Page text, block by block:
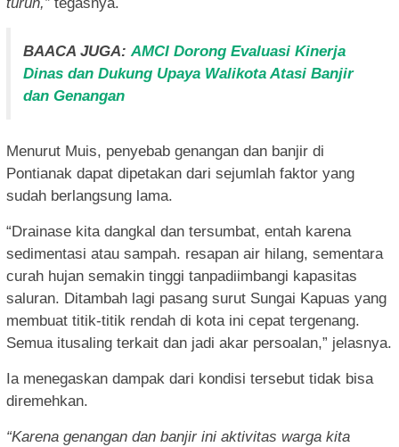
BAACA JUGA:AMCI Dorong Evaluasi Kinerja
Dinas dan Dukung Upaya Walikota Atasi Banjir
dan Genangan
Menurut Muis, penyebab genangan dan banjir di
Pontianak dapat dipetakan dari sejumlah faktor yang
sudah berlangsung lama.
“Drainase kita dangkal dan tersumbat, entah karena
sedimentasi atau sampah. resapan air hilang, sementara
curah hujan semakin tinggi tanpadiimbangi kapasitas
saluran. Ditambah lagi pasang surut Sungai Kapuas yang
membuat titik-titik rendah di kota ini cepat tergenang.
Semua itusaling terkait dan jadi akar persoalan,” jelasnya.
Ia menegaskan dampak dari kondisi tersebut tidak bisa
diremehkan.
“Karena genangan dan banjir ini aktivitas warga kita